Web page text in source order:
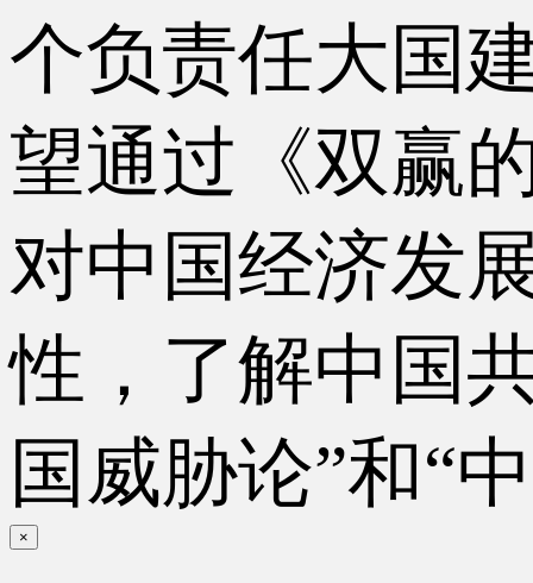
个负责任大国
望通过《双赢
对中国经济发
性，了解中国
国威胁论”和“
×